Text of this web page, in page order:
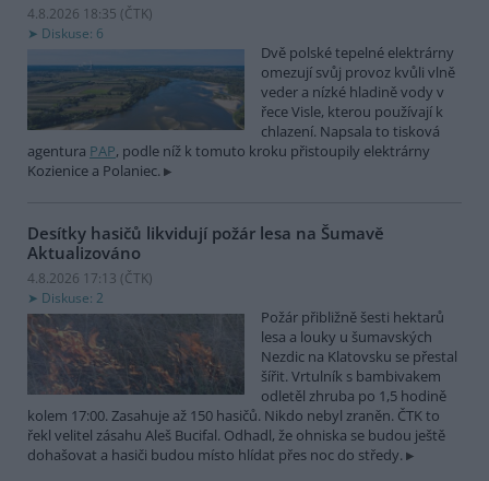
4.8.2026 18:35 (ČTK)
Diskuse: 6
Dvě polské tepelné elektrárny
omezují svůj provoz kvůli vlně
veder a nízké hladině vody v
řece Visle, kterou používají k
chlazení. Napsala to tisková
agentura PAP, podle níž k tomuto kroku přistoupily elektrárny
Kozienice a Polaniec.
Desítky hasičů likvidují požár lesa na Šumavě
Aktualizováno
4.8.2026 17:13 (ČTK)
Diskuse: 2
Požár přibližně šesti hektarů
lesa a louky u šumavských
Nezdic na Klatovsku se přestal
šířit. Vrtulník s bambivakem
odletěl zhruba po 1,5 hodině
kolem 17:00. Zasahuje až 150 hasičů. Nikdo nebyl zraněn. ČTK to
řekl velitel zásahu Aleš Bucifal. Odhadl, že ohniska se budou ještě
dohašovat a hasiči budou místo hlídat přes noc do středy.